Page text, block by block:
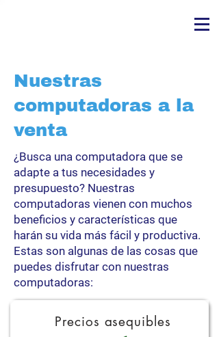
Nuestras
computadoras a la
venta
¿Busca una computadora que se
adapte a tus necesidades y
presupuesto? Nuestras
computadoras vienen con muchos
beneficios y características que
harán su vida más fácil y productiva.
Estas son algunas de las cosas que
puedes disfrutar con nuestras
computadoras:
Precios asequibles